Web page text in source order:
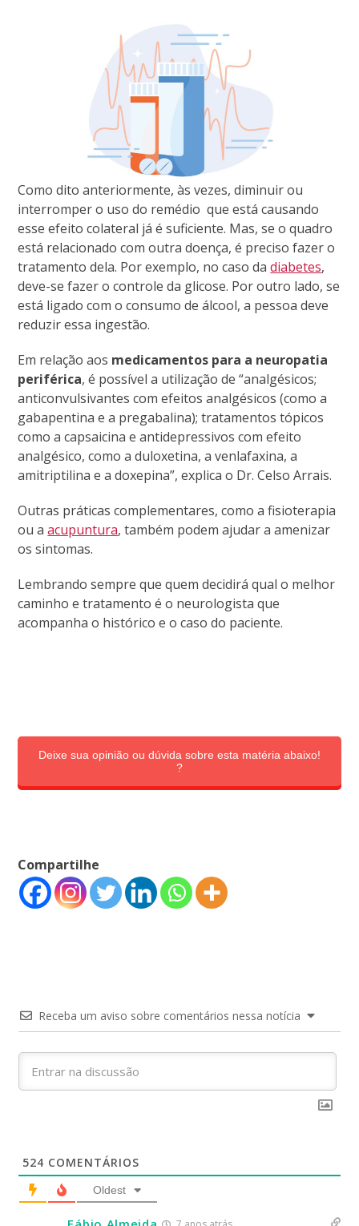
Como dito anteriormente, às vezes, diminuir ou
interromper o uso do remédio que está causando
esse efeito colateral já é suficiente. Mas, se o quadro
está relacionado com outra doença, é preciso fazer o
tratamento dela. Por exemplo, no caso dadiabetes,
deve-se fazer o controle da glicose. Por outro lado, se
está ligado com o consumo de álcool, a pessoa deve
reduzir essa ingestão.
Em relação aos medicamentos para a neuropatia
periférica, é possível a utilização de “analgésicos;
anticonvulsivantes com efeitos analgésicos (como a
gabapentina e a pregabalina); tratamentos tópicos
como a capsaicina e antidepressivos com efeito
analgésico, como a duloxetina, a venlafaxina, a
amitriptilina e a doxepina”, explica o Dr. Celso Arrais.
Outras práticas complementares, como a fisioterapia
ou aacupuntura, também podem ajudar a amenizar
os sintomas.
Lembrando sempre que quem decidirá qual o melhor
caminho e tratamento é o neurologista que
acompanha o histórico e o caso do paciente.
Deixe sua opinião ou dúvida sobre esta matéria abaixo!
?
Compartilhe
Receba um aviso sobre comentários nessa notícia
524 COMENTÁRIOS
Oldest